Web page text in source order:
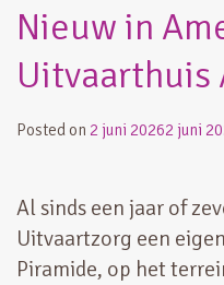
Nieuw in
Uitvaarthuis
Posted on 2 juni 20262 juni
Al sinds een jaar of
Uitvaartzorg een
Piramide, op het